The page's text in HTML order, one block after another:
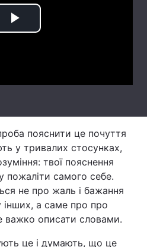
Вакансії
Play
пояснити це почуття
у тривалих стосунках,
твої пояснення
самого себе.
не про жаль і бажання
інших, а саме про про
важко описати словами.
це і думають, що це